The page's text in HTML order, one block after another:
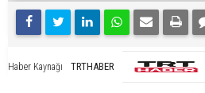
Haber Kaynağı TRTHABER